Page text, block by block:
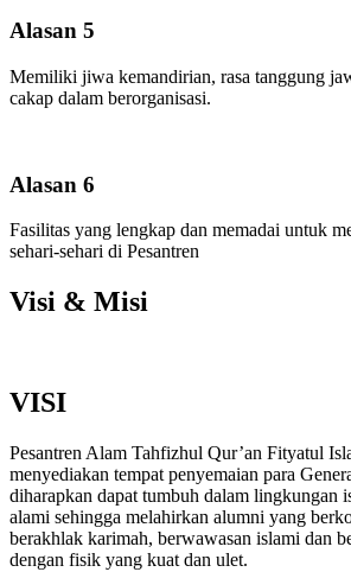
Alasan 5
Memiliki jiwa kemandirian, rasa tanggung
cakap dalam berorganisasi.
Alasan 6
Fasilitas yang lengkap dan memadai untuk
sehari-sehari di Pesantren
Visi & Misi
VISI
Pesantren Alam Tahfizhul Qur’an Fityatul
menyediakan tempat penyemaian para
diharapkan dapat tumbuh dalam lingkungan
alami sehingga melahirkan alumni yang
berakhlak karimah, berwawasan islami dan
dengan fisik yang kuat dan ulet.